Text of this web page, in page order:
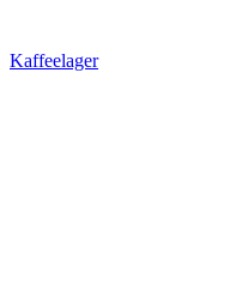
Kaffeelager